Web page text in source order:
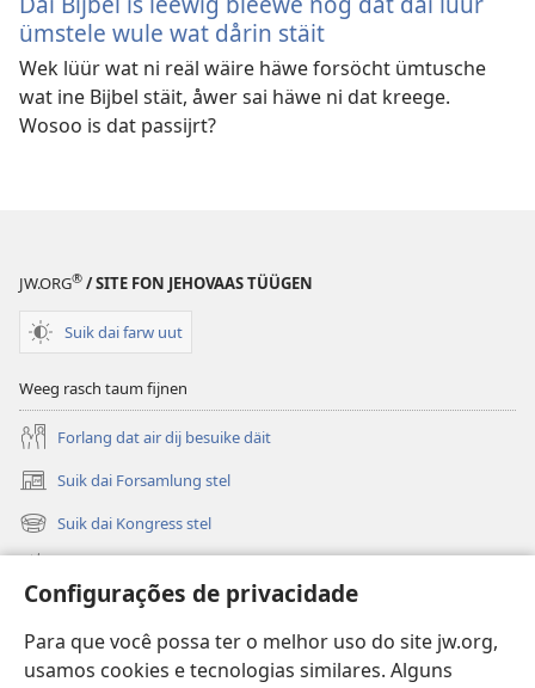
Configurações de privacidade
Para que você possa ter o melhor uso do site jw.org,
usamos cookies e tecnologias similares. Alguns
ümstele wule wat dårin stäit
Wek lüür wat ni reäl wäire häwe forsöcht ümtusche
wat ine Bijbel stäit, åwer sai häwe ni dat kreege.
Wosoo is dat passijrt?
JW.ORG® / SITE FON JEHOVAAS TÜÜGEN
Suik dai farw uut
Weeg rasch taum fijnen
Forlang dat air dij besuike däit
Suik dai Forsamlung stel
(opens
new
window)
Suik dai Kongress stel
(opens
new
Videos
Suik in JW.ORG